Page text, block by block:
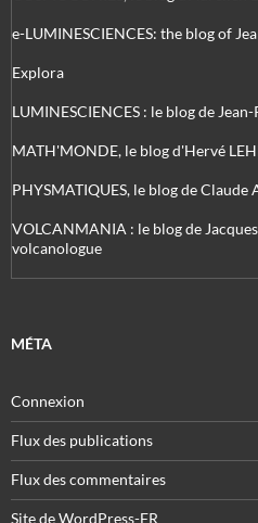
e-LUMINESCIENCES: the blog of
Explora
LUMINESCIENCES : le blog de
MATH'MONDE, le blog d'Hervé
PHYSMATIQUES, le blog de
VOLCANMANIA : le blog de
volcanologue
MÉTA
Connexion
Flux des publications
Flux des commentaires
Site de WordPress-FR